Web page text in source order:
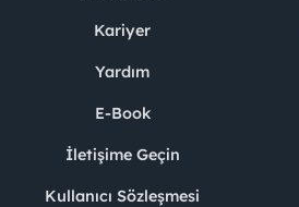
Kariyer
Yardım
E-Book
İletişime Geçin
Kullanıcı Sözleşmesi